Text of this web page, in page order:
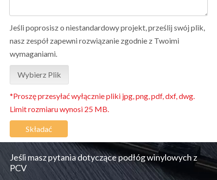
Jeśli poprosisz o niestandardowy projekt, prześlij swój plik,
nasz zespół zapewni rozwiązanie zgodnie z Twoimi
wymaganiami.
Wybierz Plik
*Proszę przesyłać wyłącznie pliki jpg, png, pdf, dxf, dwg.
Limit rozmiaru wynosi 25 MB.
Składać
Jeśli masz pytania dotyczące podłóg winylowych z
PCV